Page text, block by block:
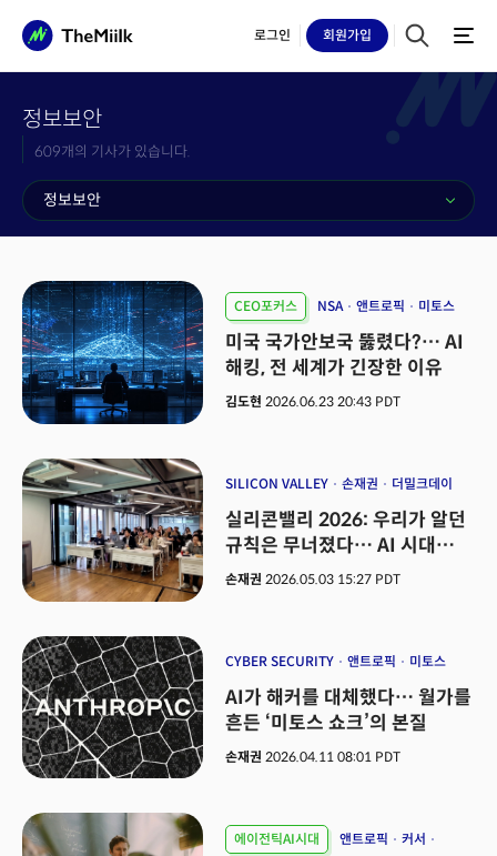
로그인 회원가입
정보보안
609개의 기사가 있습니다.
정보보안
CEO포커스 NSA 앤트로픽 미토스
미국 국가안보국 뚫렸다?… AI
해킹, 전 세계가 긴장한 이유
김도현 2026.06.23 20:43 PDT
SILICON VALLEY 손재권 더밀크데이
실리콘밸리 2026: 우리가 알던
규칙은 무너졌다… AI 시대
생존 공식 5가지
손재권 2026.05.03 15:27 PDT
CYBER SECURITY 앤트로픽 미토스
AI가 해커를 대체했다… 월가를
흔든 ‘미토스 쇼크’의 본질
손재권 2026.04.11 08:01 PDT
에이전틱AI시대 앤트로픽
커서